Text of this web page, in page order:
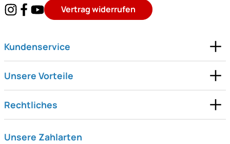
Vertrag widerrufen
Kundenservice
Unsere Vorteile
Rechtliches
Unsere Zahlarten